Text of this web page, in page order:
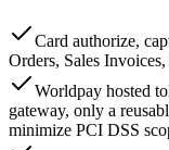
Card authorize,
Orders, Sales
Worldpay hosted
gateway, only a
minimize PCI DSS